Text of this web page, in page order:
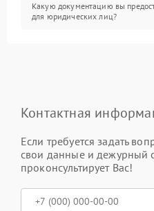
Какую документацию вы
для юридических лиц?
Контактная
Если требуется задать
свои данные и дежурный
проконсультирует Вас!